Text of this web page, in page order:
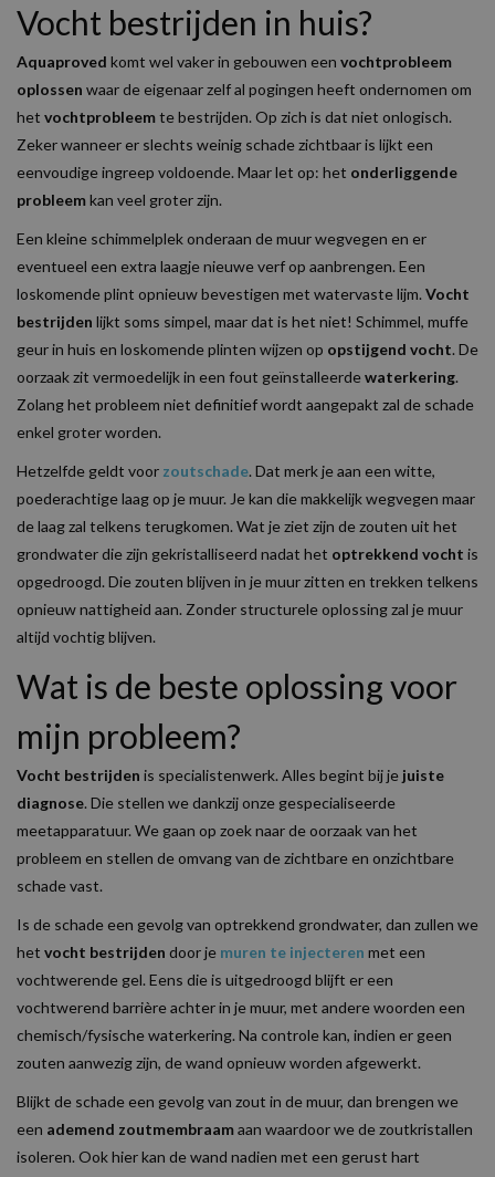
Vocht bestrijden in huis?
Aquaproved komt wel vaker in gebouwen een vochtprobleem
oplossen waar de eigenaar zelf al pogingen heeft ondernomen om
het vochtprobleemte bestrijden. Op zich is dat niet onlogisch.
Zeker wanneer er slechts weinig schade zichtbaar is lijkt een
eenvoudige ingreep voldoende. Maar let op: het onderliggende
probleemkan veel groter zijn.
Een kleine schimmelplek onderaan de muur wegvegen en er
eventueel een extra laagje nieuwe verf op aanbrengen. Een
loskomende plint opnieuw bevestigen met watervaste lijm. Vocht
bestrijden lijkt soms simpel, maar dat is het niet! Schimmel, muffe
geur in huis en loskomende plinten wijzen op opstijgend vocht. De
oorzaak zit vermoedelijk in een fout geïnstalleerdewaterkering.
Zolang het probleem niet definitief wordt aangepakt zal de schade
enkel groter worden.
Hetzelfde geldt voor zoutschade. Dat merk je aan een witte,
poederachtige laag op je muur. Je kan die makkelijk wegvegen maar
de laag zal telkens terugkomen. Wat je ziet zijn de zouten uit het
grondwater die zijn gekristalliseerd nadat het optrekkend vocht is
opgedroogd. Die zouten blijven in je muur zitten en trekken telkens
opnieuw nattigheid aan. Zonder structurele oplossing zal je muur
altijd vochtig blijven.
Wat is de beste oplossing voor
mijn probleem?
Vocht bestrijden is specialistenwerk. Alles begint bij je juiste
diagnose. Die stellen we dankzij onze gespecialiseerde
meetapparatuur. We gaan op zoek naar de oorzaak van het
probleem en stellen de omvang van de zichtbare en onzichtbare
schade vast.
Is de schade een gevolg van optrekkend grondwater, dan zullen we
het vocht bestrijden door je muren te injecteren met een
vochtwerende gel. Eens die is uitgedroogd blijft er een
vochtwerend barrière achter in je muur, met andere woorden een
chemisch/fysische waterkering. Na controle kan, indien er geen
zouten aanwezig zijn, de wand opnieuw worden afgewerkt.
Blijkt de schade een gevolg van zout in de muur, dan brengen we
een ademend zoutmembraamaan waardoor we de zoutkristallen
isoleren. Ook hier kan de wand nadien met een gerust hart